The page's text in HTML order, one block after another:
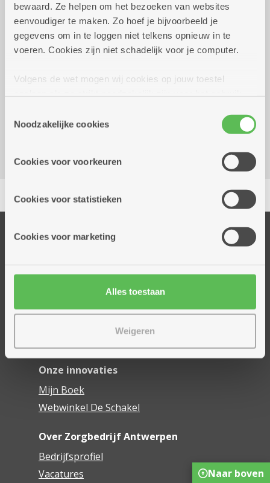
bewaard. Ze helpen om het bezoeken van websites
eenvoudiger te maken. Zo hoef je bijvoorbeeld je
gegevens om in te loggen niet telkens opnieuw in te
voeren. Cookies zijn niet schadelijk voor je computer.
Volgens de wet mogen wij cookies op jouw toestel
cookies hebben we jouw toestemming nodig. Sommige
cookies worden geplaatst door derde partijen die een
informatie over jouw (geanonimiseerd) gebruik van onze
partners kunnen deze gegevens combineren met andere
Noodzakelijke cookies
Cookies voor voorkeuren
Cookies voor statistieken
Cookies voor marketing
Alles toestaan
Weigeren
Wekelijks op woensdag tot 30
december 2026
14.00 uur tot
16.00 uur
4.50 euro
Geestenspoor 73
Onze diensten
Dienstencentra
Assistentiewoningen
Woonzorgcentra
Onze innovaties
Mijn Boek
Webwinkel De Schakel
Over Zorgbedrijf Antwerpen
Bedrijfsprofiel
Vacatures
Naar boven